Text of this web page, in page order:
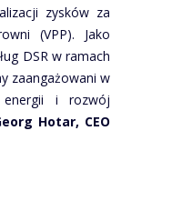
zysków za
(VPP). Jako
DSR w ramach
zaangażowani w
energii i rozwój
Hotar, CEO